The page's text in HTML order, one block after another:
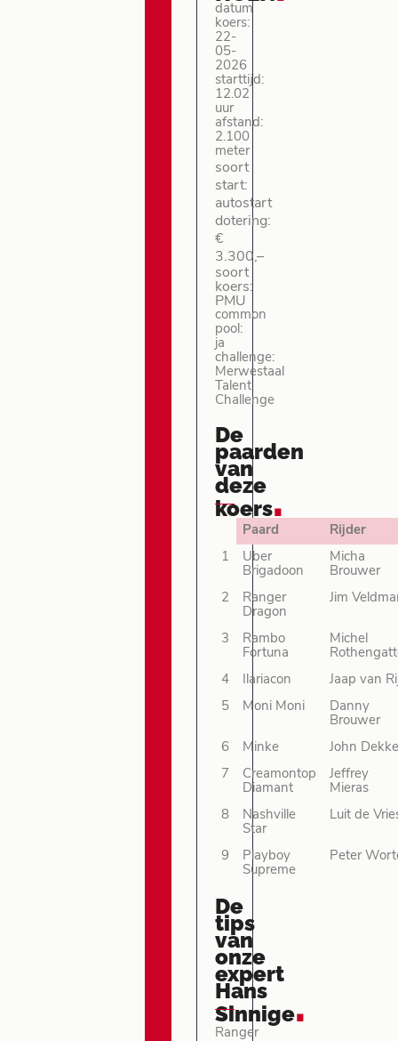
datum
koers:
22-
05-
2026
starttijd:
12.02
uur
afstand:
2.100
meter
soort
start:
autostart
dotering:
€
3.300,–
soort
koers:
PMU
common
pool:
ja
challenge:
Merwestaal
Talent
Challenge
De
paarden
van
deze
koers.
Paard
Rijder
1
Uber
Brigadoon
Micha
Brouwer
2
Ranger
Dragon
Jim
3
Rambo
Fortuna
Michel
4
Ilariacon
Jaap van
5
Moni Moni
Danny
Brouwer
6
Minke
John
7
Creamontop
Diamant
Jeffrey
Mieras
8
Nashville
Star
Luit de
9
Playboy
Supreme
Peter
De
tips
van
onze
expert
Hans
Sinnige.
Ranger